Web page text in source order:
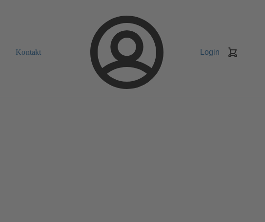
Kontakt Login